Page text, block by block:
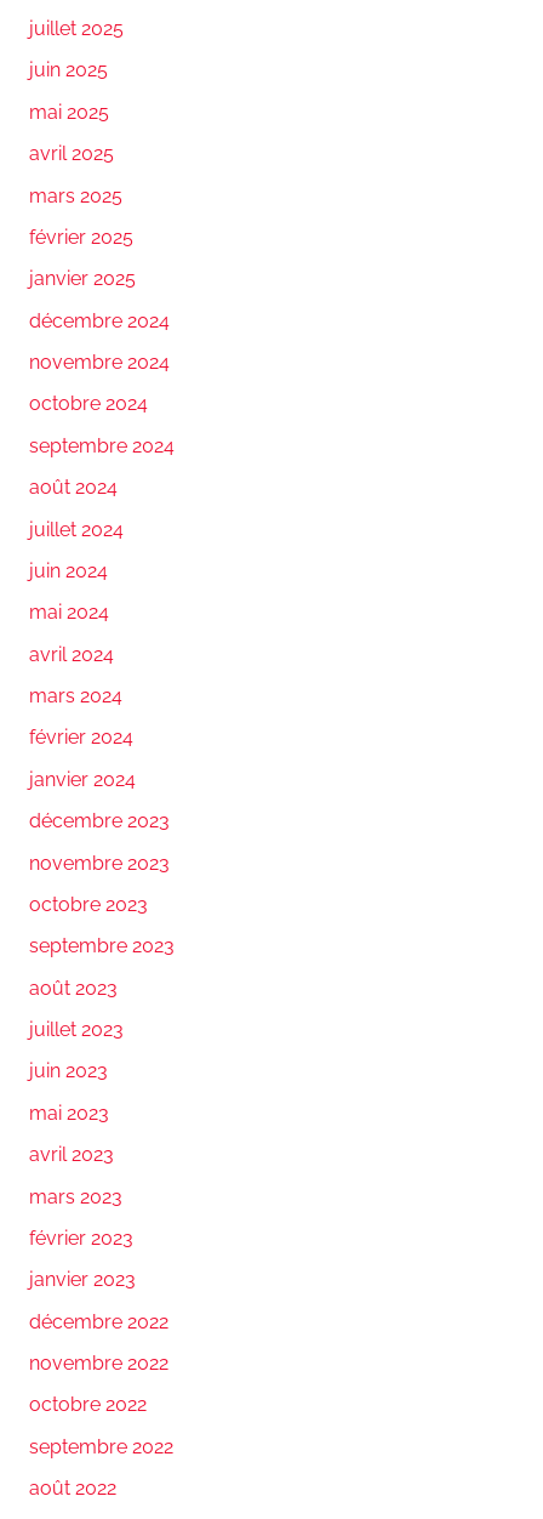
juillet 2025
juin 2025
mai 2025
avril 2025
mars 2025
février 2025
janvier 2025
décembre 2024
novembre 2024
octobre 2024
septembre 2024
août 2024
juillet 2024
juin 2024
mai 2024
avril 2024
mars 2024
février 2024
janvier 2024
décembre 2023
novembre 2023
octobre 2023
septembre 2023
août 2023
juillet 2023
juin 2023
mai 2023
avril 2023
mars 2023
février 2023
janvier 2023
décembre 2022
novembre 2022
octobre 2022
septembre 2022
août 2022